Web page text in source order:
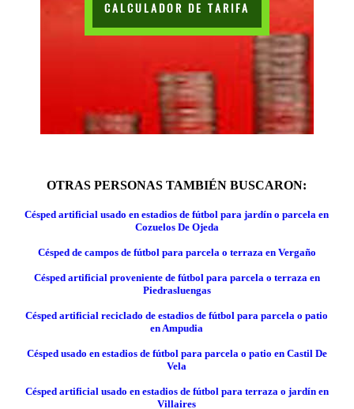
CALCULADOR DE TARIFA
OTRAS PERSONAS TAMBIÉN BUSCARON:
Césped artificial usado en estadios de fútbol para jardín o parcela en
Cozuelos De Ojeda
Césped de campos de fútbol para parcela o terraza en Vergaño
Césped artificial proveniente de fútbol para parcela o terraza en
Piedrasluengas
Césped artificial reciclado de estadios de fútbol para parcela o patio
en Ampudia
Césped usado en estadios de fútbol para parcela o patio en Castil De
Vela
Césped artificial usado en estadios de fútbol para terraza o jardín en
Villaires